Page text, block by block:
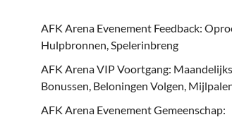
AFK Arena Evenement Feedback:
Hulpbronnen, Spelerinbreng
AFK Arena VIP Voortgang:
Bonussen, Beloningen Volgen,
AFK Arena Evenement Gemeenschap: